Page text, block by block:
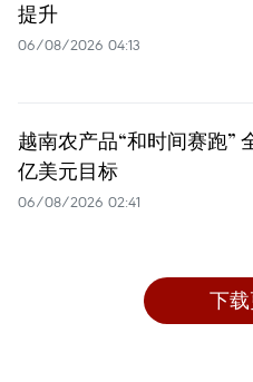
提升
06/08/2026 04:13
越南农产品“和时间赛跑”
亿美元目标
06/08/2026 02:41
下